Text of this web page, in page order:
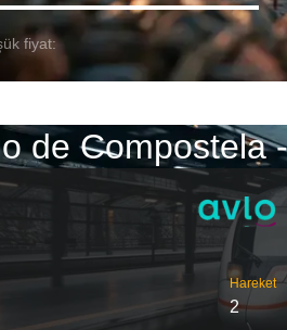
fiyat:
de Compostela
Hareket
2